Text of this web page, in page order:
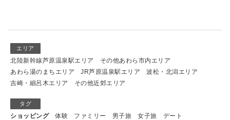
エリア
北陸新幹線芦原温泉駅エリア
その他あわら市内エリア
あわら湯のまちエリア
JR芦原温泉駅エリア
波松・北潟エリア
吉崎・細呂木エリア
その他近郊エリア
タグ
ショッピング 体験 ファミリー 男子旅 女子旅
デート